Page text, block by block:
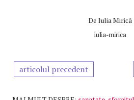
De Iulia Mirică
iulia-mirica
articolul precedent